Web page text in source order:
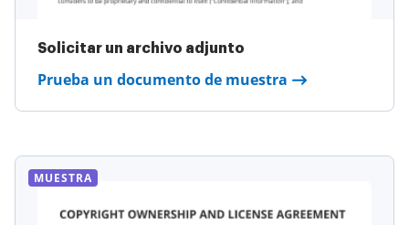
Solicitar un archivo adjunto
Prueba un documento de muestra
MUESTRA